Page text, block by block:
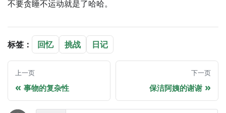
不要贪睡不运动就是了哈哈。
标签： 回忆 挑战 日记
上一页
事物的复杂性
下一页
保洁阿姨的谢谢